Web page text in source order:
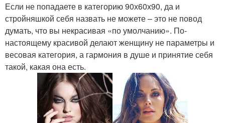
Если не попадаете в категорию 90х60х90, да и
стройняшкой себя назвать не можете – это не повод
думать, что вы некрасивая «по умолчанию». По-
настоящему красивой делают женщину не параметры и
весовая категория, а гармония в душе и принятие себя
такой, какая она есть.